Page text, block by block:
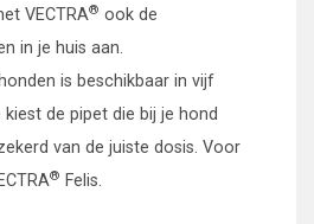
VECTRA® ook de
in je huis aan.
is beschikbaar in vijf
de pipet die bij je hond
van de juiste dosis. Voor
® Felis.